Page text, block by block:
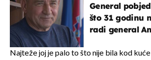
General
što 31 godinu
radi general
Najteže joj je palo to što nije bila kod